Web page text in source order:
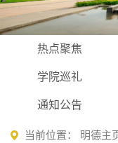
热点聚焦
学院巡礼
通知公告
当前位置： 明德主